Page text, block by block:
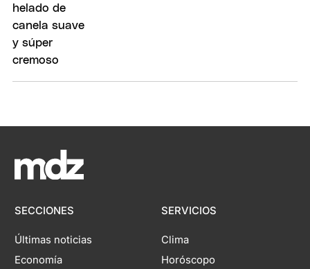
SECCIONES
Últimas noticias
Economía
SERVICIOS
Clima
Horóscopo